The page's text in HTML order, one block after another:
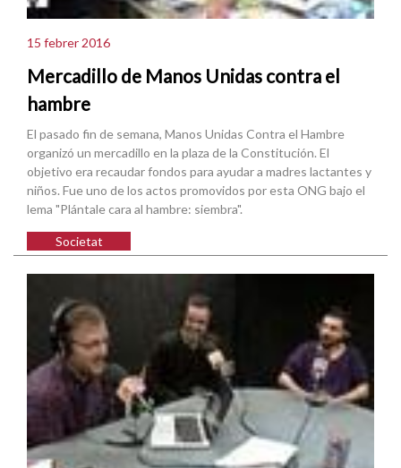
15 febrer 2016
Mercadillo de Manos Unidas contra el
hambre
El pasado fin de semana, Manos Unidas Contra el Hambre
organizó un mercadillo en la plaza de la Constitución. El
objetivo era recaudar fondos para ayudar a madres lactantes y
niños. Fue uno de los actos promovidos por esta ONG bajo el
lema "Plántale cara al hambre: siembra".
Societat